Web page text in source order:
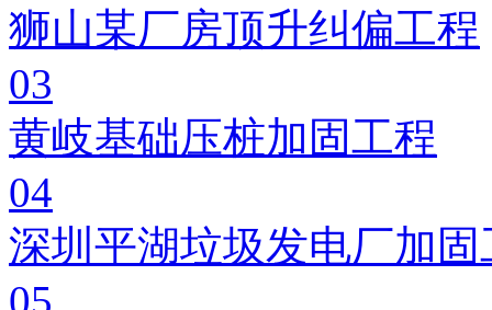
狮山某厂房顶升纠偏工程
03
黄岐基础压桩加固工程
04
深圳平湖垃圾发电厂加固